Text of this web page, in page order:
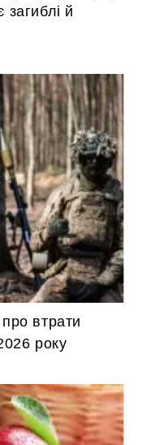
й
втрати
року